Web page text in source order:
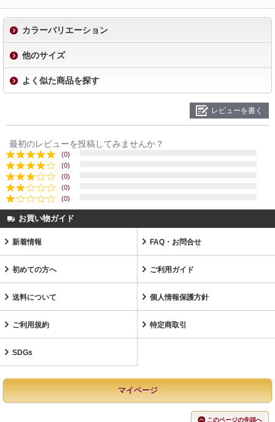
カラーバリエーション
他のサイズ
よく似た商品を探す
レビューを書く
最初のレビューを投稿してみませんか？
(0)
(0)
(0)
(0)
(0)
お買い物ガイド
新着情報 FAQ・お問合せ
初めての方へ ご利用ガイド
送料について 個人情報保護方針
ご利用規約 特定商取引
SDGs
マイページ
このページの先頭へ